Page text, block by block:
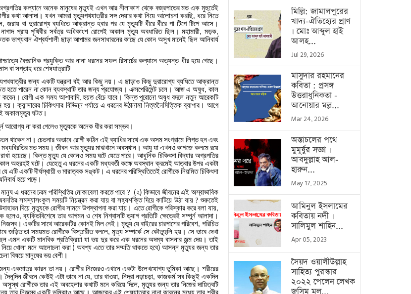
কল্যানে অনেক মানুষের মৃত্যুই এখন আর নীলাকাশ থেকে বজ্রপাতের মত এক মুহুর্তেই
কথা আলাদা। যখন আমরা মৃত্যুপথযাত্রীর সঙ্গ দেয়ার কথা নিয়ে আলোচনা করছি, ধরে নিতে
, জরায় বা দুরারোগ্য ব্যধিতে আক্রান্ত হবার পর যে মৃত্যুটি ধীরে ধীরে পা টিপে টিপে আসে।
নাগাদ প্রায় পৃথিবীর সর্বত্র অধিকাংশ রোগেই অকাল মৃত্যু অবধারিত ছিল। মহামারী, মড়ক,
ভাগ্যবান ঐশ্বর্যশালী ছাড়া আপামর জনসাধারনের কাছে যে কোন অসুখ মানেই ছিল আনিবার্য
বৈজ্ঞানিক প্রযুক্তি আর নানা ধরনের সফল রিসার্চের কল্যানে অত্যন্ত ধীর হয়ে গেছে।
বাসপ্তাহধরেশেষযাত্রাটি
জন্য একটি যন্ত্রনা বই আর কিছু নয়। এ ছাড়াও কিছু দুরারোগ্য ব্যধিতে আক্রান্ত
হতে পারেন না কোন ব্যবস্থাটি তার জন্য প্রযোজ্য। এক্সপেরিমেন্ট চলে। আজ এ অষুধ, কাল
করেন। রোগী এক সময আশাবাদি,হয়ত বেঁচে যাবে। কিন্ত পুরোনো অষুধ বদলে নতুন আরেকটি
হয়। ক্যান্সারের চিকিৎসার বিভিন্ন পর্যায়ে এ ধরনের উঠানামা নিত্তনৈমিত্তিক ব্যাপার। আগে
অকালমৃত্যুঘটত।
আরোগ্যনাকরাগেলেওমৃত্যুকেঅনেকধীরকরাসম্ভব।
থাকেননা। চেতনার অভাবে রোগী কঠিন এইব্যাধিরসাথেএক অসম সংগ্রামে লিপ্ত হন এবং
মধ্যবিরতিরমতসময়। জীবন আর মৃত্যুর মাঝখানে অবস্থান। আযুযা এখনও কাগজে কলমে রয়ে
রাখা হয়েছে। কিন্ত মৃত্যু যে কোনও সময় ঘটে যেতে পারে। আধুনিক চিকিৎসা বিদ্যার অগ্রগতির
অহরহই ঘটে। যেহেতু এ ধরনের একটি মধ্যবর্তী কক্ষে অবস্থান ক্রমেই আত্বার উপর একটা
যে এটি একটিদীর্ঘস্থায়ীওমারাত্বকসঙ্কট। এ ধরনের পরিস্থিতিতেই রোগীকে নিয়মিত চিকিৎসা
হয়েপড়ে।
মানুষ এ ধরনের চরম পরিস্থিতির মোকাবেলা করতে পারে ? (২) কিভাবে জীবনের এই অস্বাভাবিক
সমস্যাসংকুল সময়টি নিয়ন্ত্রন করা যায় বা সহ্যশক্তি দিয়ে কাটিয়ে উঠা যায়? শুরুতেই
দিয়ে মৃত্যুকে রোগীর সামনেউপস্থাপনা করা যায়। এতে রোগীকেপরিস্কারকরে বলা যায়,
হলেও,ব্যক্তিবিশেষে তার আগমন ও শেষ নিশ্বাসটি ত্যাগ প্রতিটি ক্ষেত্রেই সম্পুর্ন আলাদা।
নিজস্ব। একটির সাথেআরেকটির কোনই মিল নেই। মৃত্যুযেবাইরের চারপাশের পরিবেশ, পরিচিত
জড়িত তা সময়মত রোগীকে বিস্তারীত বললে,মৃত্য সম্পর্কে সে কৌতুহুলি হয়। সে ভাবে দেখা
এমন একটি মানবিক প্রতিক্রিয়া যা ভয় দুর করে এক ধরনের অদম্য বাসনার জন্ম দেয়। তাই
নিয়ে খোলা মনে আলোচনা করা(অবশ্য এতে তার সম্মতি থাকতে হবে)আসন্ন মৃত্যুর জন্য তার
বিষয়েমানুষেরভয়বেশী।
একমাত্র কারন তা নয়। রোগীর নিজেরও এখানে একটা উলেখযোগ্য ভুমিকা আছে। শরীরের
দৈনন্দিন জীবনে কেউই এটা ভাবে না যে,তার খাওয়া, নিদ্রা নড়াচড়া, কাজকর্ম সব কিছুই একদিন
অসুস্থ রোগীকে তার এই অবহেলার কথাটি মনে করিয়ে দিলে, মৃত্যুর জন্য তার নিজের দায়িত্বটি
মিল্লি: জামালপুরের
খাদ্য-ঐতিহ্যের প্রাণ
। মোঃ আব্দুল হাই
আলহ...
Jul 29, 2026
মাসুদার রহমানের
কবিতা : প্রসঙ্গ
উত্তরাধুনিকতা -
আনোয়ার মল্ল...
Mar 24, 2026
অস্তাচলের পথে
মুমূর্ষুর সজ্ঞা ।
আবদুল্লাহ আল-
হারুন...
May 17, 2025
আমিনুল ইসলামের
কবিতায় নদী ।
সালিমুল শাহিন...
Apr 05, 2023
সৈয়দ ওয়ালীউল্লাহ
সাহিত্য পুরস্কার
২০২২ পেলেন লেখক